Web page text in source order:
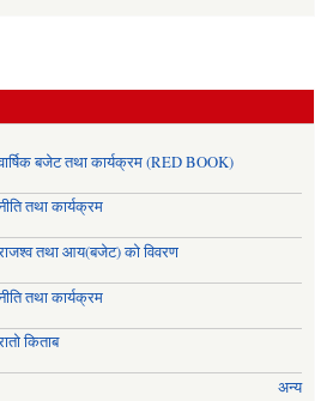
बजेट तथा कार्यक्रम (RED BOOK)
तथा कार्यक्रम
तथा आय(बजेट) को विवरण
तथा कार्यक्रम
किताब
अन्य